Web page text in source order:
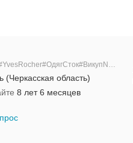
Alena#YvesRocher#ОдягСток#ВикупNext
(Черкасская область)
8 лет 6 месяцев